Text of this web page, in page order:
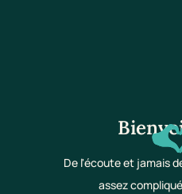
De l'écoute et jamais
assez